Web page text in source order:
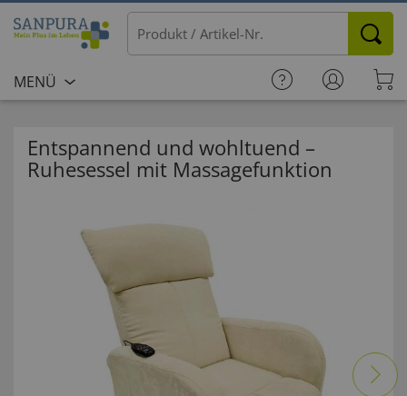
MENÜ
Entspannend und wohltuend –
Ruhesessel mit Massagefunktion